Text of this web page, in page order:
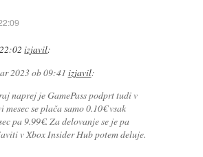
izjavil:
2023 ob 09:41 izjavil:
naprej je GamePass podprt tudi v
se plača samo 0.10€ vsak
pa 9.99€. Za delovanje se je pa
v Xbox Insider Hub potem deluje.